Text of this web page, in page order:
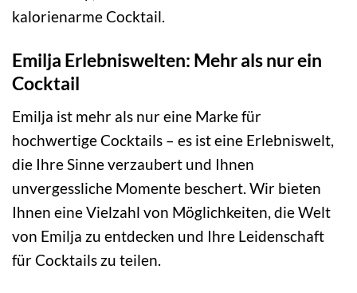
kalorienarme Cocktail.
Emilja Erlebniswelten: Mehr als nur ein
Cocktail
Emilja ist mehr als nur eine Marke für
hochwertige Cocktails – es ist eine Erlebniswelt,
die Ihre Sinne verzaubert und Ihnen
unvergessliche Momente beschert. Wir bieten
Ihnen eine Vielzahl von Möglichkeiten, die Welt
von Emilja zu entdecken und Ihre Leidenschaft
für Cocktails zu teilen.